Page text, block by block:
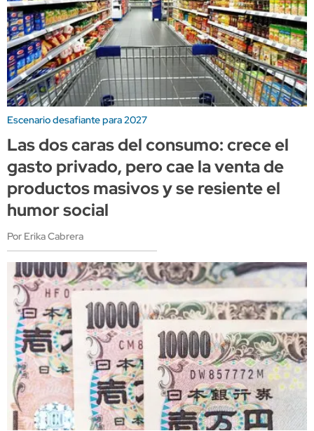
Escenario desafiante para 2027
Las dos caras del consumo: crece el
gasto privado, pero cae la venta de
productos masivos y se resiente el
humor social
Por Erika Cabrera